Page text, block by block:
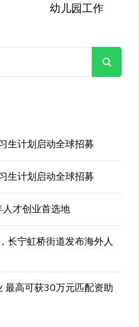
幼儿园工作
生计划启动全球招募
生计划启动全球招募
才创业首选地
长宁虹桥街道发布海外人
最高可获30万元匹配资助